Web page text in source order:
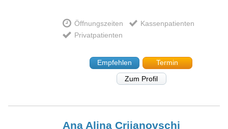
Öffnungszeiten
Kassenpatienten
Privatpatienten
Empfehlen
Termin
Zum Profil
Ana AlinaCrijanovschi